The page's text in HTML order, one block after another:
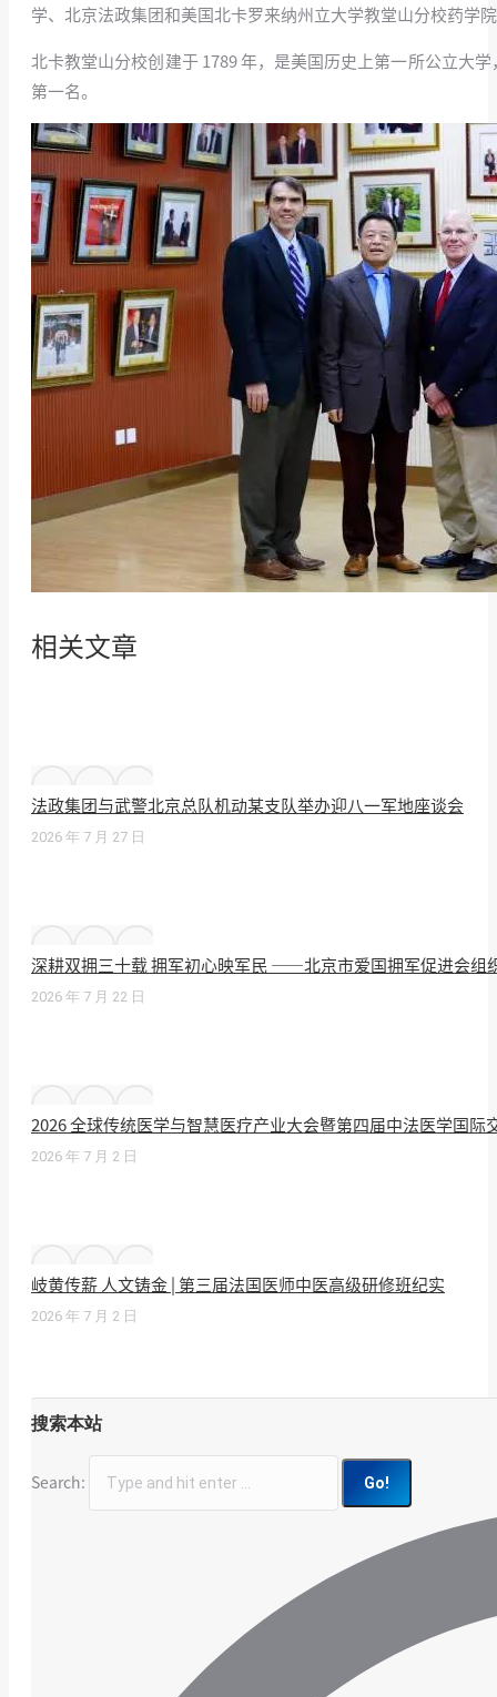
学、北京法政集团和美国北卡罗来纳州立大学教堂山分校药学
北卡教堂山分校创建于 1789 年，是美国历史上第一所公立大
第一名。
相关文章
法政集团与武警北京总队机动某支队举办迎八一军地座谈会
2026 年 7 月 27 日
深耕双拥三十载 拥军初心映军民 ——北京市爱国拥军促进会组
2026 年 7 月 22 日
2026 全球传统医学与智慧医疗产业大会暨第四届中法医学国际
2026 年 7 月 2 日
岐黄传薪 人文铸金 | 第三届法国医师中医高级研修班纪实
2026 年 7 月 2 日
搜索本站
Search: